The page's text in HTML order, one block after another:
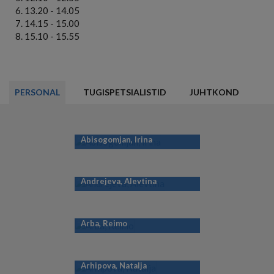
13.20 - 14.05
14.15 - 15.00
15.10 - 15.55
PERSONAL TUGISPETSIALISTID JUHTKOND
Abisogomjan, Irina
Andrejeva, Alevtina
Arba, Reimo
Arhipova, Natalja